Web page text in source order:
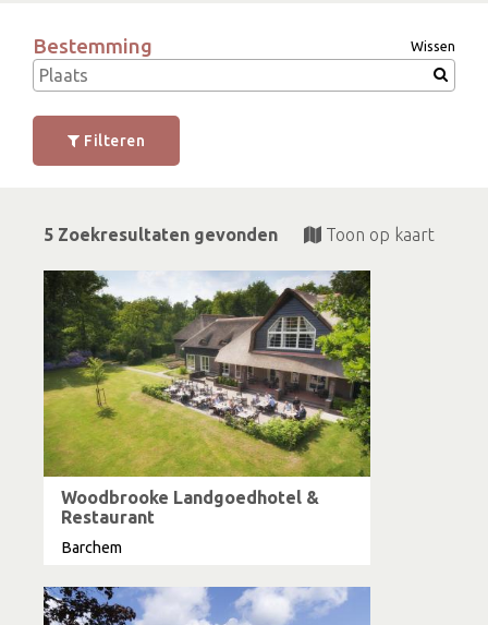
Bestemming Wissen
Filteren
5 Zoekresultaten gevonden Toon op kaart
Woodbrooke Landgoedhotel &
Restaurant
Barchem